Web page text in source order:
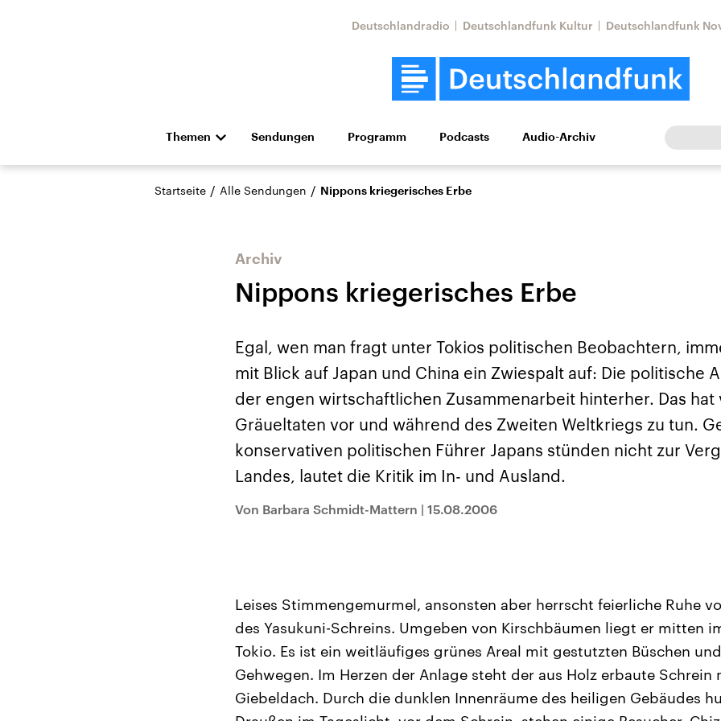
Deutschlandradio Deutschlandfunk Kultur Deutschlandfunk
Themen
Die Nachrichten Politik Wirtschaft Wissen Kultur Europa
Hörspiel und Feature Musik
Aktuelle Beiträge,
Hintergründe
militärisch gehören die
den mächtigsten
großem Einfluss auf das
Aktuelle Lage und
Der Überfall der
Terrororganisation
auf Israel hat in der
Gewalt entfacht. Israel
zerstören. Diese wird wie
vom Iran unterstützt.
Aktuelle Lage und
Der Iran – seit der
1979 auch Islamische
von einem
regierter Staat im Nahen
zu Israel und zu den USA
Staatsideologie
verankert.
In unseren
„Moment mal“
Behauptungen auf
kommt eine
stimmt? Was kann
Sendungen Programm Podcasts Audio-Archiv
Startseite / Alle Sendungen / Nippons kriegerisches Erbe
Archiv
Nippons kriegerisches Erbe
Egal, wen man fragt unter Tokios politischen Beobachtern,
mit Blick auf Japan und China ein Zwiespalt auf: Die politische
der engen wirtschaftlichen Zusammenarbeit hinterher. Das hat
Gräueltaten vor und während des Zweiten Weltkriegs zu tun.
konservativen politischen Führer Japans stünden nicht zur
Landes, lautet die Kritik im In- und Ausland.
Von Barbara Schmidt-Mattern | 15.08.2006
Leises Stimmengemurmel, ansonsten aber herrscht feierliche Ruhe
des Yasukuni-Schreins. Umgeben von Kirschbäumen liegt er mitten
Tokio. Es ist ein weitläufiges grünes Areal mit gestutzten Büschen
Gehwegen. Im Herzen der Anlage steht der aus Holz erbaute Schrein
Giebeldach. Durch die dunklen Innenräume des heiligen Gebäudes